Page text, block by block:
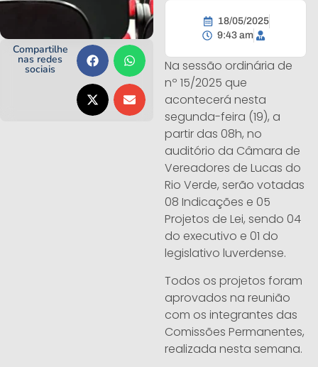
Compartilhe
nas redes
sociais
18/05/2025
9:43 am
Na sessão ordinária de
nº 15/2025 que
acontecerá nesta
segunda-feira (19), a
partir das 08h, no
auditório da Câmara de
Vereadores de Lucas do
Rio Verde, serão votadas
08 Indicações e 05
Projetos de Lei, sendo 04
do executivo e 01 do
legislativo luverdense.
Todos os projetos foram
aprovados na reunião
com os integrantes das
Comissões Permanentes,
realizada nesta semana.